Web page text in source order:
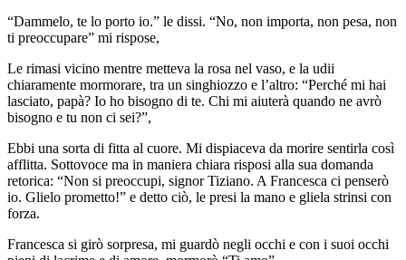
“Dammelo, te lo porto io.” le dissi. “No, non importa, non pesa, non
ti preoccupare” mi rispose,
Le rimasi vicino mentre metteva la rosa nel vaso, e la udii
chiaramente mormorare, tra un singhiozzo e l’altro: “Perché mi hai
lasciato, papà? Io ho bisogno di te. Chi mi aiuterà quando ne avrò
bisogno e tu non ci sei?”,
Ebbi una sorta di fitta al cuore. Mi dispiaceva da morire sentirla così
afflitta. Sottovoce ma in maniera chiara risposi alla sua domanda
retorica: “Non si preoccupi, signor Tiziano. A Francesca ci penserò
io. Glielo prometto!” e detto ciò, le presi la mano e gliela strinsi con
forza.
Francesca si girò sorpresa, mi guardò negli occhi e con i suoi occhi